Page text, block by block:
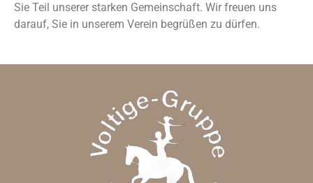
Sie Teil unserer starken Gemeinschaft. Wir freuen uns
darauf, Sie in unserem Verein begrüßen zu dürfen.